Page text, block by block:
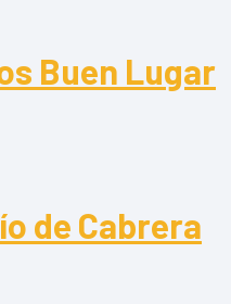
Amaro
Buen Lugar
Buen Lugar
de Cabrera